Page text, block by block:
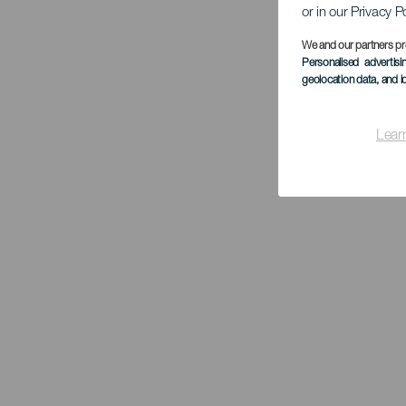
or in our Privacy
We and our partners
Personalised
geolocation data, and